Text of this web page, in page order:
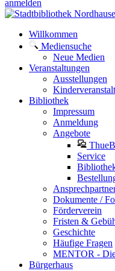
anmelden
Willkommen
Mediensuche
Neue Medien
Veranstaltungen
Ausstellungen
Bibliothek
Impressum
Anmeldung
Angebote
Service
Dokumente /
Förderverein
Fristen &
Geschichte
Häufige Fragen
MENTOR -
Bürgerhaus